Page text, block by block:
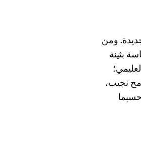
ومن
بثينة
نجيب،